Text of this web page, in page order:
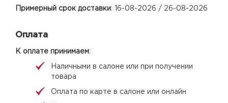
Примерный срок доставки: 16-08-2026 / 26-08-2026
Оплата
К оплате принимаем:
Наличными в салоне или при получении
товара
Оплата по карте в салоне или онлайн